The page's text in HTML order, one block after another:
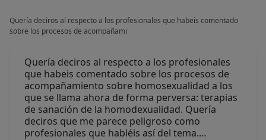
Quería deciros al respecto a los profesionales que habeis comentado
sobre los procesos de acompañami
Quería deciros al respecto a los profesionales
que habeis comentado sobre los procesos de
acompañamiento sobre homosexualidad a los
que se llama ahora de forma perversa: terapias
de sanación de la homodexualidad. Quería
deciros que me parece peligroso como
profesionales que habléis así del tema.…